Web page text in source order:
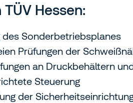
Hessen:
Sonderbetriebsplanes
Prüfungen der
an Druckbehältern
Steuerung
der